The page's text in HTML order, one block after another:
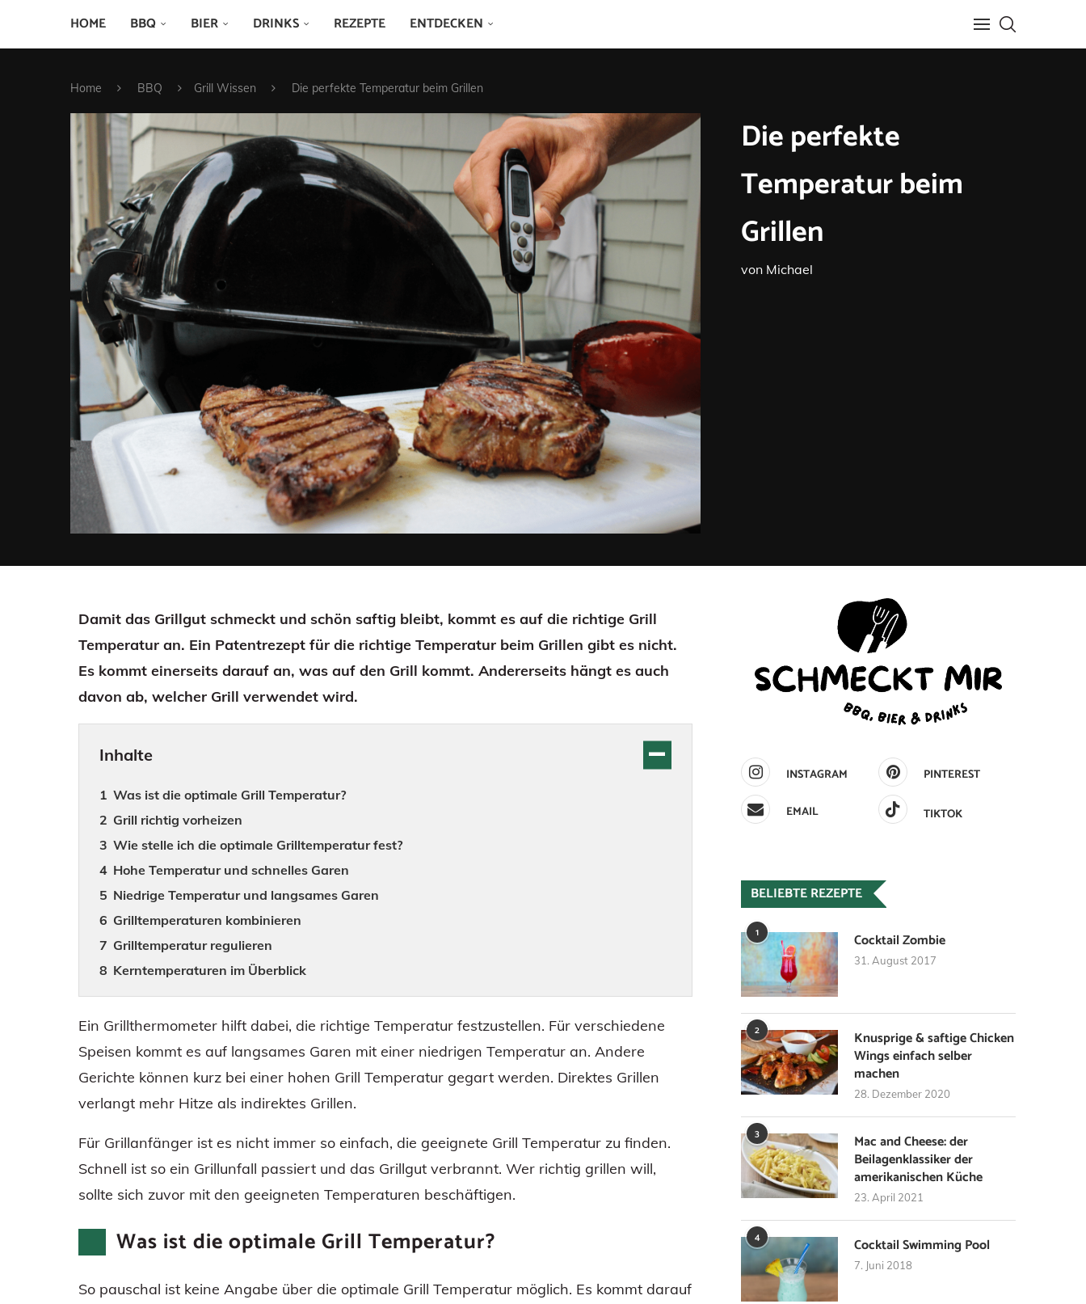
HOME BBQ BIER DRINKS REZEPTE ENTDECKEN
Home BBQ Grill Wissen Die perfekte Temperatur beim Grillen
Die perfekte
Temperatur beim
Grillen
von Michael
Damit das Grillgut schmeckt und schön saftig bleibt, kommt es auf die richtige Grill
Temperatur an. Ein Patentrezept für die richtige Temperatur beim Grillen gibt es nicht.
Es kommt einerseits darauf an, was auf den Grill kommt. Andererseits hängt es auch
davon ab, welcher Grill verwendet wird.
Inhalte
Was ist die optimale Grill Temperatur?
Grill richtig vorheizen
Wie stelle ich die optimale Grilltemperatur fest?
Hohe Temperatur und schnelles Garen
Niedrige Temperatur und langsames Garen
Grilltemperaturen kombinieren
Grilltemperatur regulieren
Kerntemperaturen im Überblick
Ein Grillthermometer hilft dabei, die richtige Temperatur festzustellen. Für verschiedene
Speisen kommt es auf langsames Garen mit einer niedrigen Temperatur an. Andere
Gerichte können kurz bei einer hohen Grill Temperatur gegart werden. Direktes Grillen
verlangt mehr Hitze als indirektes Grillen.
Für Grillanfänger ist es nicht immer so einfach, die geeignete Grill Temperatur zu finden.
Schnell ist so ein Grillunfall passiert und das Grillgut verbrannt. Wer richtig grillen will,
sollte sich zuvor mit den geeigneten Temperaturen beschäftigen.
Was ist die optimale Grill Temperatur?
So pauschal ist keine Angabe über die optimale Grill Temperatur möglich. Es kommt darauf
INSTAGRAM
PINTEREST
EMAIL
TIKTOK
BELIEBTE REZEPTE
1 Cocktail Zombie
31. August 2017
2
Knusprige & saftige Chicken
Wings einfach selber
machen
28. Dezember 2020
3
Mac and Cheese: der
Beilagenklassiker der
amerikanischen Küche
23. April 2021
4 Cocktail Swimming Pool
7. Juni 2018